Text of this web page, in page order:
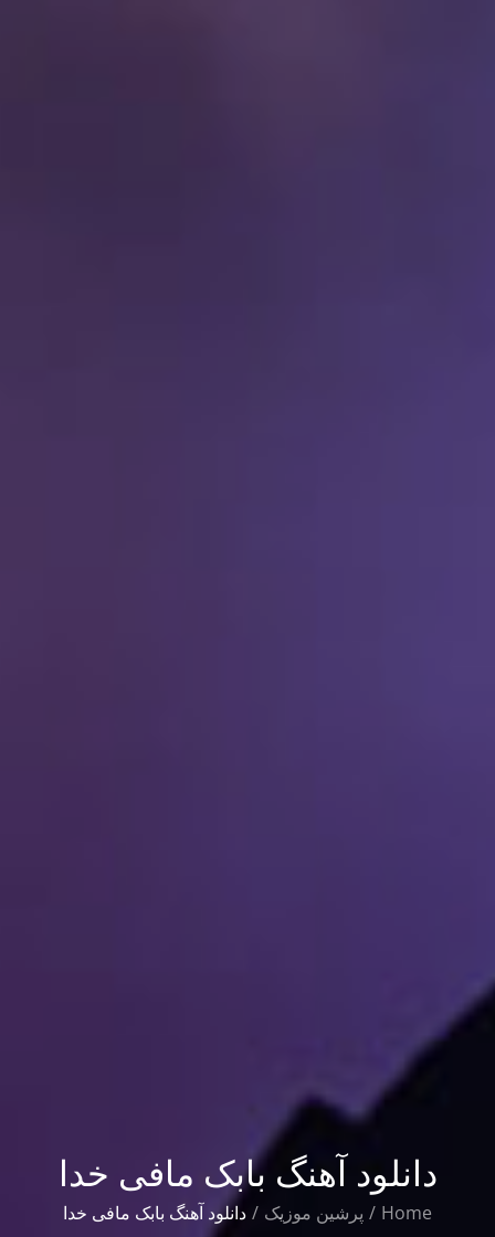
دانلود آهنگ بابک مافی خدا
Home پرشین موزیک دانلود آهنگ بابک مافی خدا